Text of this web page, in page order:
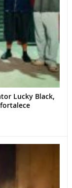
Lucky Black,